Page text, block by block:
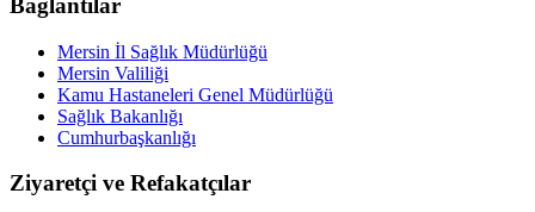
Bağlantılar
Mersin İl Sağlık Müdürlüğü
Mersin Valiliği
Kamu Hastaneleri Genel Müdürlüğü
Sağlık Bakanlığı
Cumhurbaşkanlığı
Ziyaretçi ve Refakatçılar